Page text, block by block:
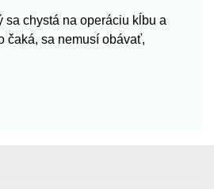
sa chystá na operáciu kĺbu a
čaká, sa nemusí obávať,